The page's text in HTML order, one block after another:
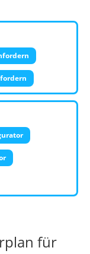
für